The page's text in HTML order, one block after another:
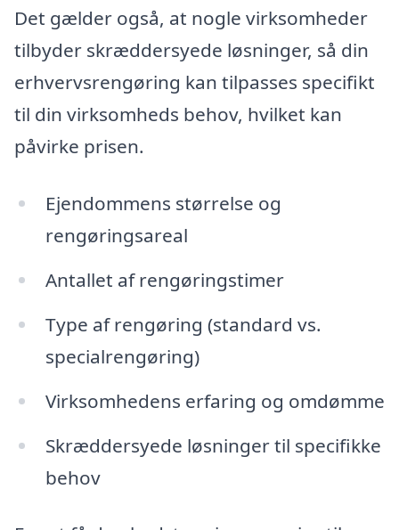
Det gælder også, at nogle virksomheder
tilbyder skræddersyede løsninger, så din
erhvervsrengøring kan tilpasses specifikt
til din virksomheds behov, hvilket kan
påvirke prisen.
Ejendommens størrelse og
rengøringsareal
Antallet af rengøringstimer
Type af rengøring (standard vs.
specialrengøring)
Virksomhedens erfaring og omdømme
Skræddersyede løsninger til specifikke
behov